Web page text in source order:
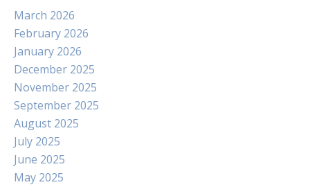
March 2026
February 2026
January 2026
December 2025
November 2025
September 2025
August 2025
July 2025
June 2025
May 2025